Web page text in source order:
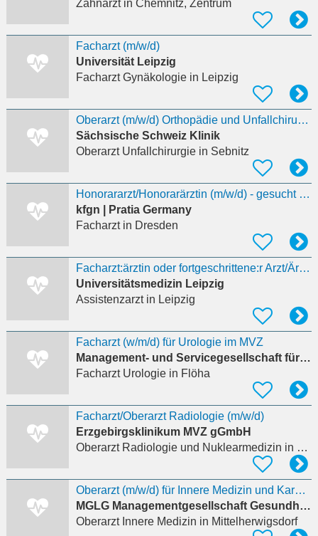
Zahnarztin Chemnitz, Zentrum
Facharzt (m/w/d)
Universität Leipzig
Facharzt Gynäkologiein Leipzig
Oberarzt (m/w/d) Orthopädie und Unfallchirurgie
Sächsische Schweiz Klinik
Oberarzt Unfallchirurgiein Sebnitz
Honorararzt/Honorarärztin (m/w/d) - gesucht für Klinische Forschung Dresden
kfgn | Pratia Germany
Facharztin Dresden
Facharzt:ärztin oder fortgeschrittene:r Arzt/Ärztin in Weiterbildung (m/w/d)
Universitätsmedizin Leipzig
Assistenzarztin Leipzig
Facharzt (w/m/d) für Urologie im MVZ
Management- und Servicegesellschaft für soziale Einrichtungen mbH
Facharzt Urologiein Flöha
Facharzt/Oberarzt Radiologie (m/w/d)
Erzgebirgsklinikum MVZ gGmbH
Oberarzt Radiologie und Nuklearmedizin in Heidersdorf
Oberarzt (m/w/d) für Innere Medizin und Kardiologie
MGLG Managementgesellschaft Gesundheitszentrum des Landkreises Görlitz mbH
Oberarzt Innere Medizin in Mittelherwigsdorf